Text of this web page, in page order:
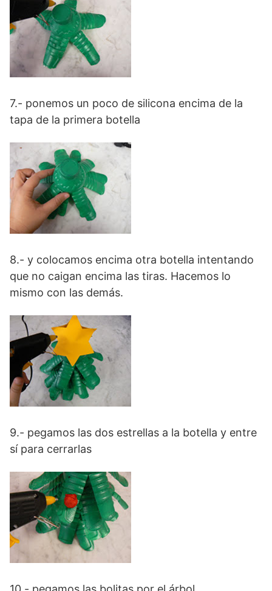
7.- ponemos un poco de silicona encima de la
tapa de la primera botella
8.- y colocamos encima otra botella intentando
que no caigan encima las tiras. Hacemos lo
mismo con las demás.
9.- pegamos las dos estrellas a la botella y entre
sí para cerrarlas